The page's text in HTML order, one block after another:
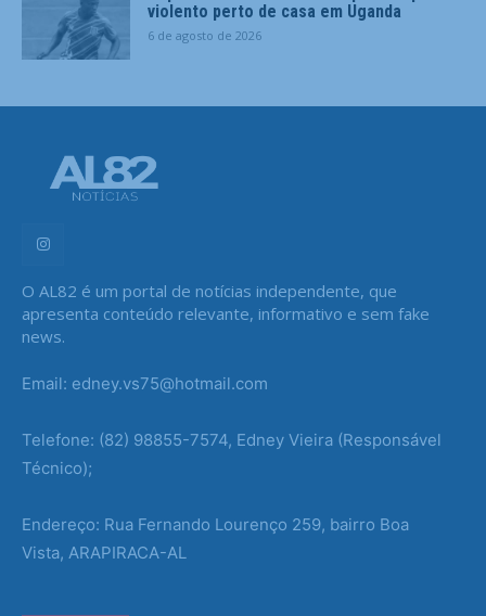
violento perto de casa em Uganda
6 de agosto de 2026
O AL82 é um portal de notícias independente, que
apresenta conteúdo relevante, informativo e sem fake
news.
Email: edney.vs75@hotmail.com
Telefone: (82) 98855-7574, Edney Vieira (Responsável
Técnico);
Endereço: Rua Fernando Lourenço 259, bairro Boa
Vista, ARAPIRACA-AL